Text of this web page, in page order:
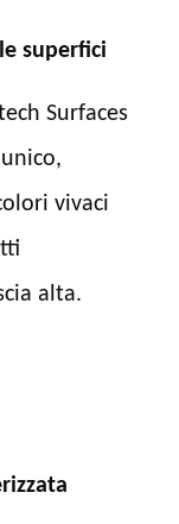
superfici
Surfaces
vivaci
alta.